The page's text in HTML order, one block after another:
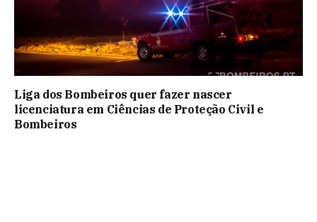
Liga dos Bombeiros quer fazer nascer
licenciatura em Ciências de Proteção Civil e
Bombeiros